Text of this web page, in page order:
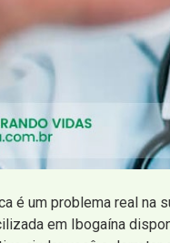
é um problema real
em Ibogaína